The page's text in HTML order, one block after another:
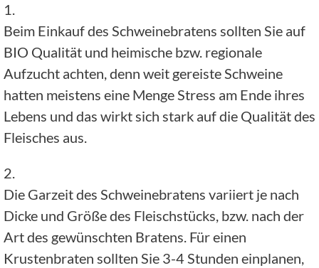
1.
Beim Einkauf des Schweinebratens sollten Sie auf
BIO Qualität und heimische bzw. regionale
Aufzucht achten, denn weit gereiste Schweine
hatten meistens eine Menge Stress am Ende ihres
Lebens und das wirkt sich stark auf die Qualität des
Fleisches aus.
2.
Die Garzeit des Schweinebratens variiert je nach
Dicke und Größe des Fleischstücks, bzw. nach der
Art des gewünschten Bratens. Für einen
Krustenbraten sollten Sie 3-4 Stunden einplanen,